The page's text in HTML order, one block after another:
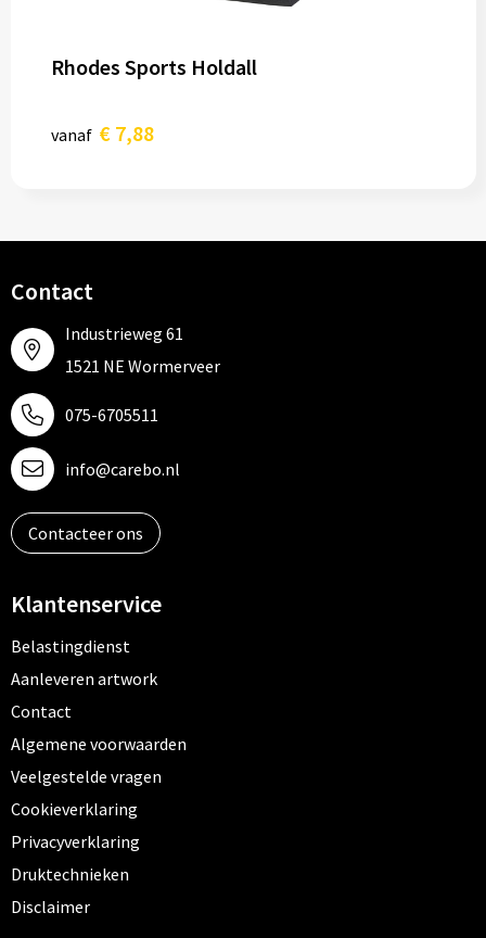
Rhodes Sports Holdall
vanaf € 7,88
Contact
Industrieweg 61
1521 NE Wormerveer
075-6705511
info@carebo.nl
Contacteer ons
Klantenservice
Belastingdienst
Aanleveren artwork
Contact
Algemene voorwaarden
Veelgestelde vragen
Cookieverklaring
Privacyverklaring
Druktechnieken
Disclaimer